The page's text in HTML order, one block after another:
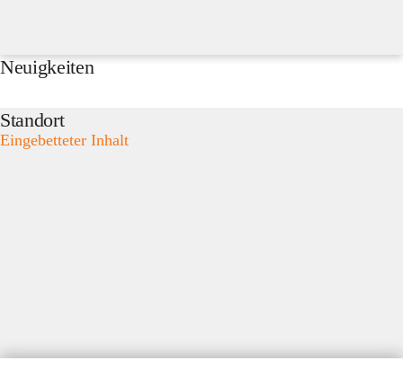
Neuigkeiten
Standort
Eingebetteter Inhalt